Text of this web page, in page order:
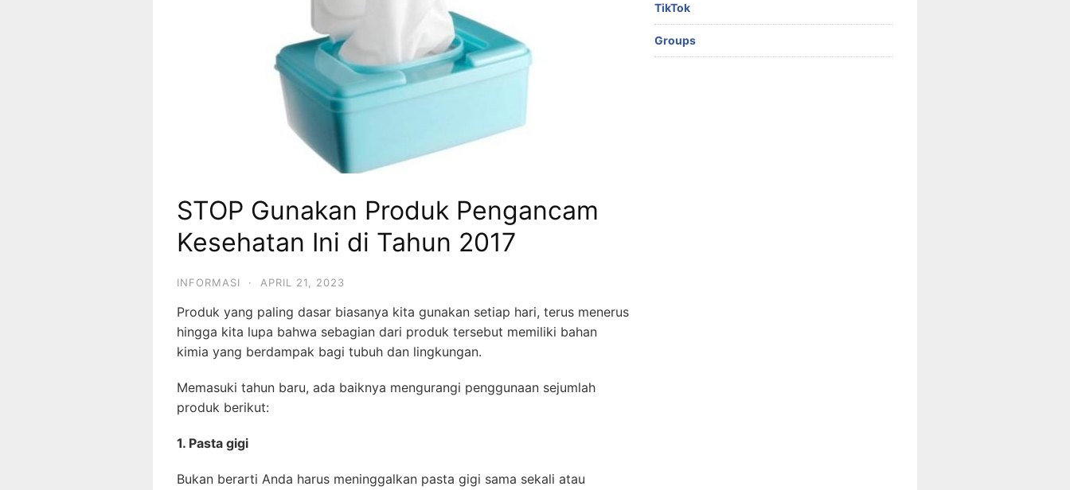
STOP Gunakan Produk Pengancam
Kesehatan Ini di Tahun 2017
INFORMASI · APRIL 21, 2023
Produk yang paling dasar biasanya kita gunakan setiap hari, terus menerus
hingga kita lupa bahwa sebagian dari produk tersebut memiliki bahan
kimia yang berdampak bagi tubuh dan lingkungan.
Memasuki tahun baru, ada baiknya mengurangi penggunaan sejumlah
produk berikut:
1. Pasta gigi
Bukan berarti Anda harus meninggalkan pasta gigi sama sekali atau
TikTok
Groups